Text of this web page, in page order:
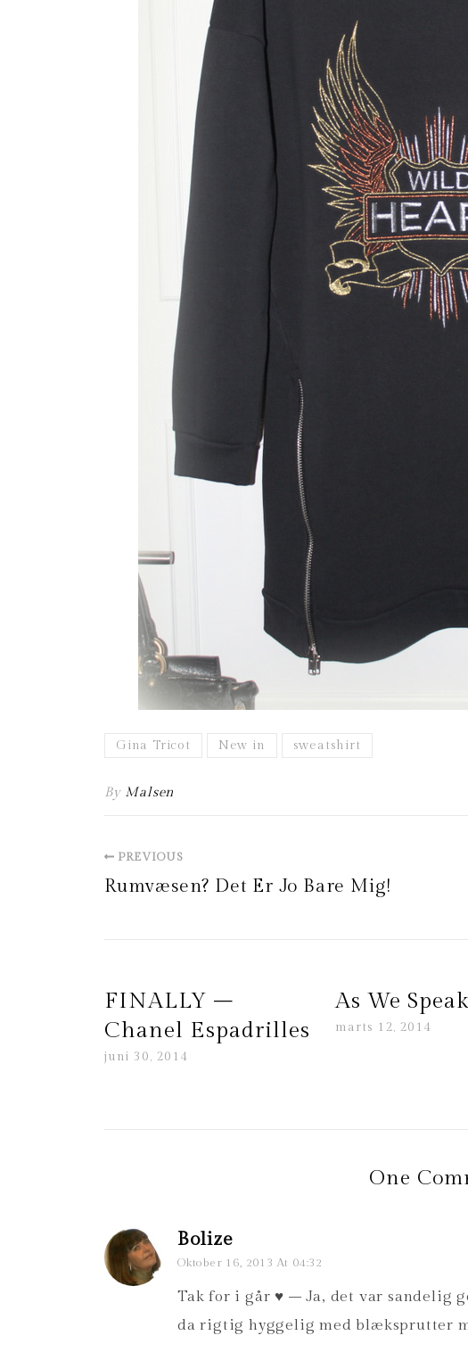
Gina Tricot New in sweatshirt
By Malsen
PREVIOUS
Rumvæsen? Det Er Jo Bare Mig!
FINALLY –
Chanel Espadrilles
juni 30, 2014
As We
marts 12, 2014
One
Bolize
Oktober 16, 2013 At 04:32
Tak for i går ♥ – Ja, det var sandelig
da rigtig hyggelig med blæksprutter